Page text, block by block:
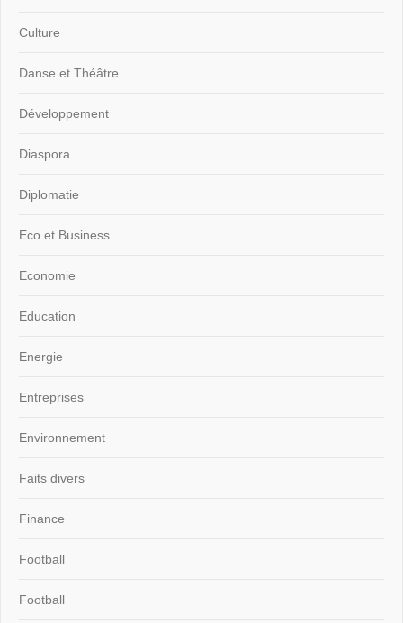
Culture
Danse et Théâtre
Développement
Diaspora
Diplomatie
Eco et Business
Economie
Education
Energie
Entreprises
Environnement
Faits divers
Finance
Football
Football